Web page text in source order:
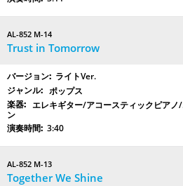
AL-852 M-14
Trust in Tomorrow
ライトVer.
ポップス
エレキギター/アコースティックピア
ン
3:40
AL-852 M-13
Together We Shine